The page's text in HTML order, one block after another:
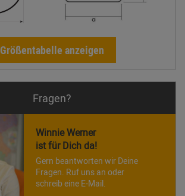
Größentabelle anzeigen
Fragen?
Winnie Werner
ist für Dich da!
Gern beantworten wir Deine
Fragen. Ruf uns an oder
schreib eine E-Mail.